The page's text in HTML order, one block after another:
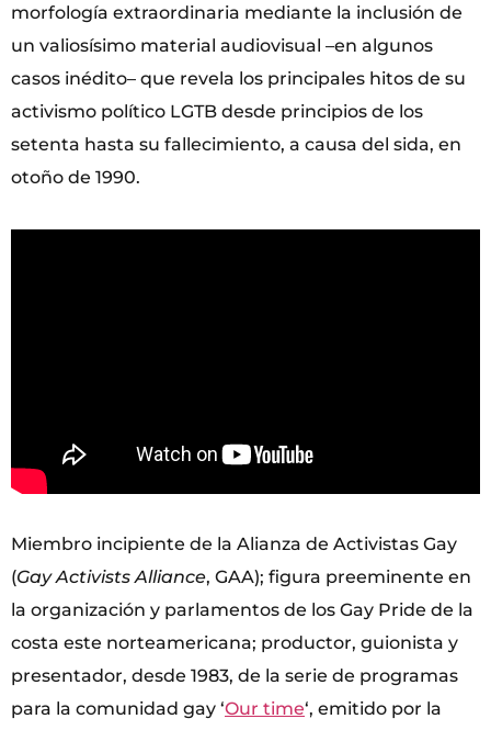
morfología extraordinaria mediante la inclusión de
un valiosísimo material audiovisual –en algunos
casos inédito– que revela los principales hitos de su
activismo político LGTB desde principios de los
setenta hasta su fallecimiento, a causa del sida, en
otoño de 1990.
Miembro incipiente de la Alianza de Activistas Gay
(Gay Activists Alliance, GAA); figura preeminente en
la organización y parlamentos de los Gay Pride de la
costa este norteamericana; productor, guionista y
presentador, desde 1983, de la serie de programas
para la comunidad gay ‘Our time‘, emitido por la